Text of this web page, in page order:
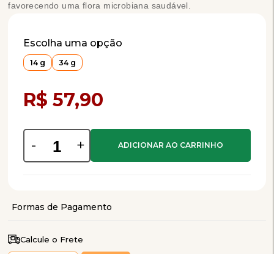
favorecendo uma flora microbiana saudável.
Escolha uma opção
14 g 34 g
R$ 57,90
- +
Calcule o Frete